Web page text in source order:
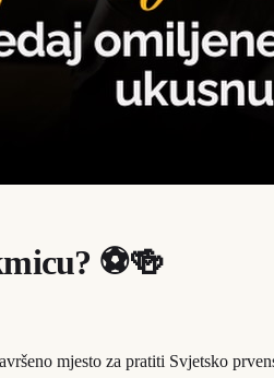
⚽️🍻
mjesto za pratiti Svjetsko